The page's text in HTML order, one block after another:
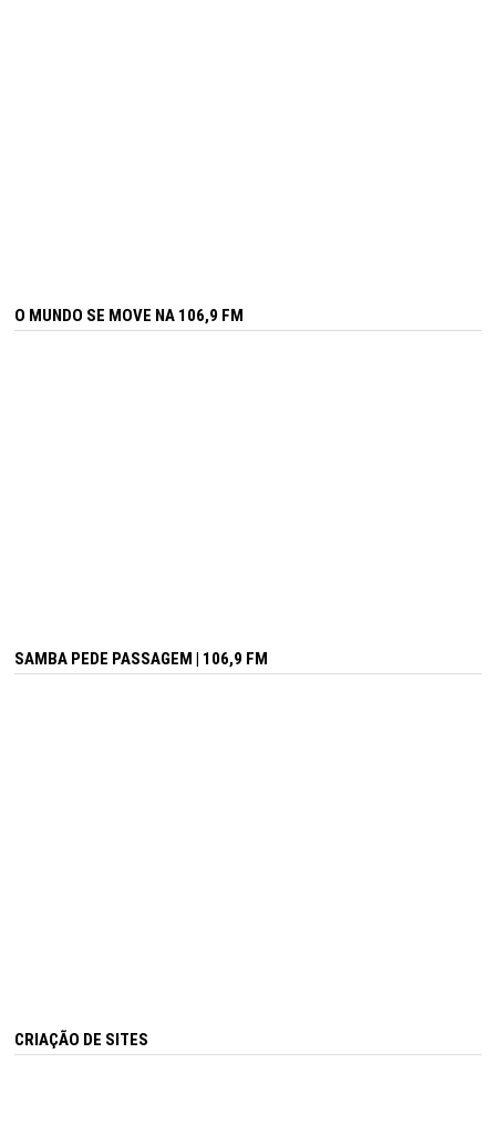
O MUNDO SE MOVE NA 106,9 FM
SAMBA PEDE PASSAGEM | 106,9 FM
CRIAÇÃO DE SITES